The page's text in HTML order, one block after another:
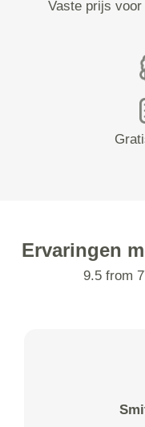
Vaste prijs
Ervaringen
9.5 from